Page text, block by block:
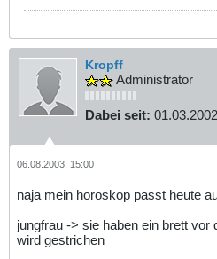
Kropff
Administrator
Dabei seit: 01.03.2002
06.08.2003, 15:00
naja mein horoskop passt heute
jungfrau -> sie haben ein brett
wird gestrichen